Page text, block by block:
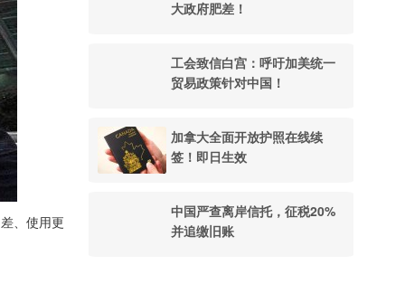
、使用更
大政府肥差！
工会致信白宫：呼吁加美统一
贸易政策针对中国！
加拿大全面开放护照在线续
签！即日生效
中国严查离岸信托，征税20%
并追缴旧账